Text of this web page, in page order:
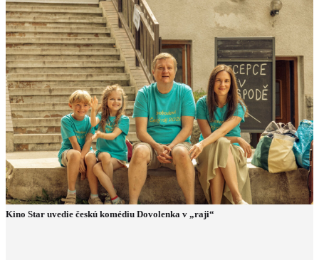
Kino Star uvedie českú komédiu Dovolenka v „raji“